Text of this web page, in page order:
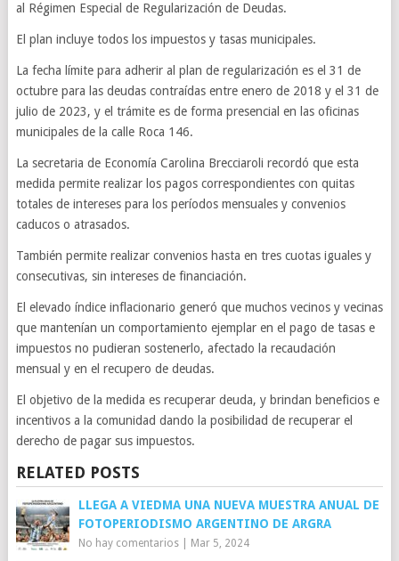
al Régimen Especial de Regularización de Deudas.
El plan incluye todos los impuestos y tasas municipales.
La fecha límite para adherir al plan de regularización es el 31 de
octubre para las deudas contraídas entre enero de 2018 y el 31 de
julio de 2023, y el trámite es de forma presencial en las oficinas
municipales de la calle Roca 146.
La secretaria de Economía Carolina Brecciaroli recordó que esta
medida permite realizar los pagos correspondientes con quitas
totales de intereses para los períodos mensuales y convenios
caducos o atrasados.
También permite realizar convenios hasta en tres cuotas iguales y
consecutivas, sin intereses de financiación.
El elevado índice inflacionario generó que muchos vecinos y vecinas
que mantenían un comportamiento ejemplar en el pago de tasas e
impuestos no pudieran sostenerlo, afectado la recaudación
mensual y en el recupero de deudas.
El objetivo de la medida es recuperar deuda, y brindan beneficios e
incentivos a la comunidad dando la posibilidad de recuperar el
derecho de pagar sus impuestos.
RELATED POSTS
LLEGA A VIEDMA UNA NUEVA MUESTRA ANUAL DE
FOTOPERIODISMO ARGENTINO DE ARGRA
No hay comentarios| Mar 5, 2024